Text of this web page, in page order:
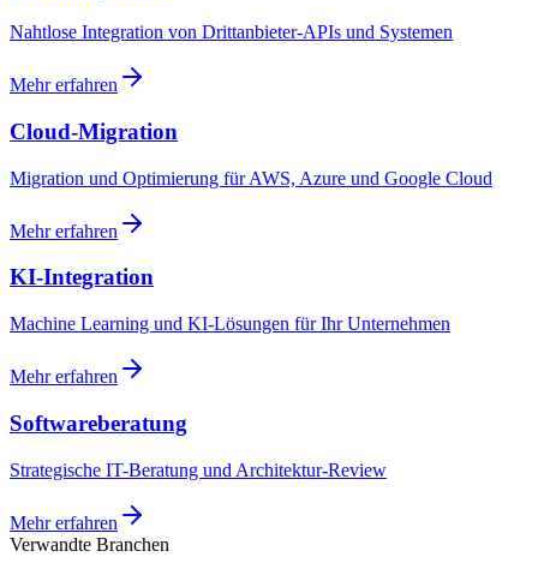
Nahtlose Integration von Drittanbieter-APIs und Systemen
Mehr erfahren
Cloud-Migration
Migration und Optimierung für AWS, Azure und Google Cloud
Mehr erfahren
KI-Integration
Machine Learning und KI-Lösungen für Ihr Unternehmen
Mehr erfahren
Softwareberatung
Strategische IT-Beratung und Architektur-Review
Mehr erfahren
Verwandte Branchen